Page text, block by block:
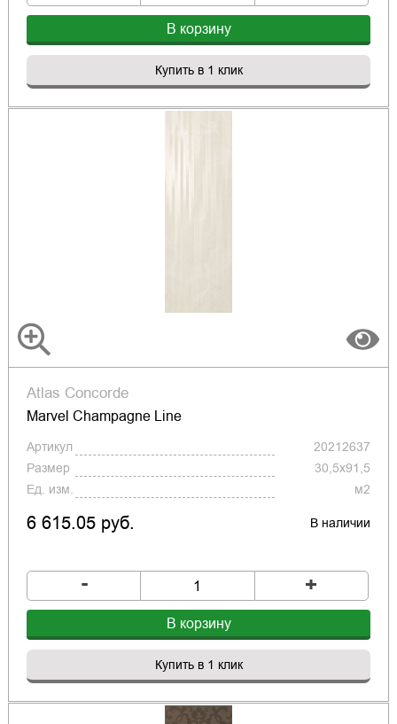
В корзину
Купить в 1 клик
Atlas Concorde
Marvel Champagne Line
Артикул
20212637
Размер
30,5x91,5
Ед. изм.
м2
6 615.05 руб. В наличии
- +
В корзину
Купить в 1 клик